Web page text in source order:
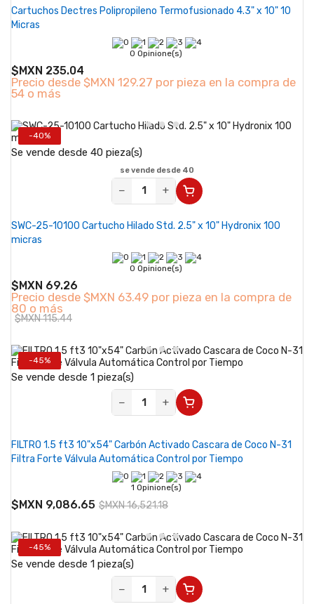
Cartuchos Dectres Polipropileno Termofusionado 4.3" x 10" 10
Micras
0 Opinione(s)
$MXN 235.04
Precio desde $MXN 129.27 por pieza en la compra de
54 o más
-40%
Se vende desde 40 pieza(s)
se vende desde 40
− +
SWC-25-10100 Cartucho Hilado Std. 2.5" x 10" Hydronix 100
micras
0 Opinione(s)
$MXN 69.26
Precio desde $MXN 63.49 por pieza en la compra de
80 o más
$MXN 115.44
-45%
Se vende desde 1 pieza(s)
−
+
FILTRO 1.5 ft3 10"x54" Carbón Activado Cascara de Coco N-31
Filtra Forte Válvula Automática Control por Tiempo
1 Opinione(s)
$MXN 9,086.65 $MXN 16,521.18
-45%
Se vende desde 1 pieza(s)
−
+